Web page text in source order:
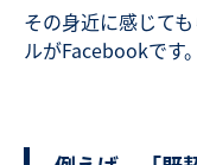
その身近に感じて
ルがFacebookです。